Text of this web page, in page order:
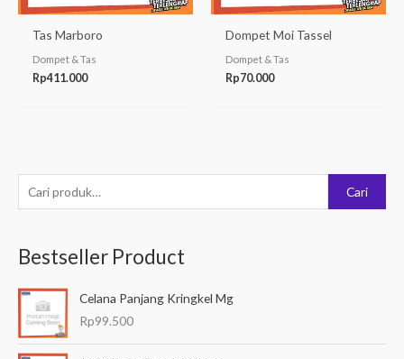
e
c
a
Cari
Bestseller Product
Celana Panjang Kringkel Mg
Rp99.500
Tas Marboro
Dompet & Tas
Rp411.000
Dompet Moi Tassel
Dompet & Tas
Rp70.000